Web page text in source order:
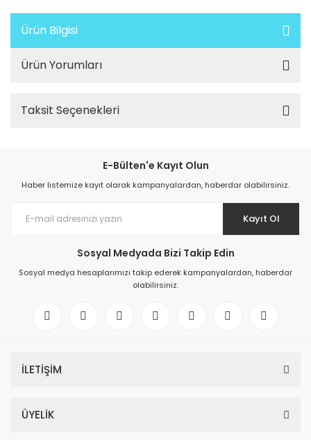
Ürün Bilgisi
Ürün Yorumları
Taksit Seçenekleri
E-Bülten'e Kayıt Olun
Haber listemize kayıt olarak kampanyalardan, haberdar olabilirsiniz.
Kayıt Ol
Sosyal Medyada Bizi Takip Edin
Sosyal medya hesaplarımızı takip ederek kampanyalardan, haberdar
olabilirsiniz.
İLETİŞİM
ÜYELİK